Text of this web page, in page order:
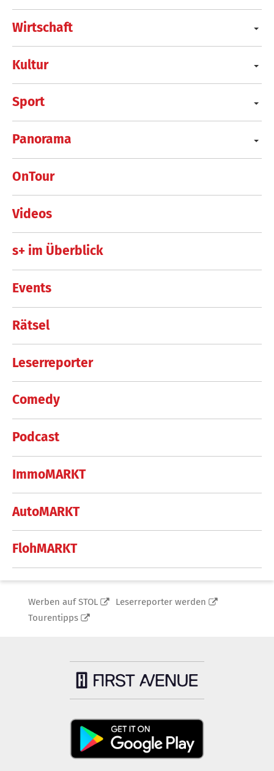
Wirtschaft
Kultur
Sport
Panorama
OnTour
Videos
s+ im Überblick
Events
Rätsel
Leserreporter
Comedy
Podcast
ImmoMARKT
AutoMARKT
FlohMARKT
Werben auf STOL
Leserreporter werden
Tourentipps